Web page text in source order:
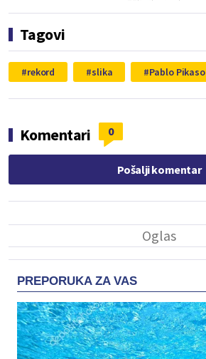
Tagovi
rekord slika Pablo Pikaso
Komentari 0
Pošalji komentar
PREPORUKA ZA VAS